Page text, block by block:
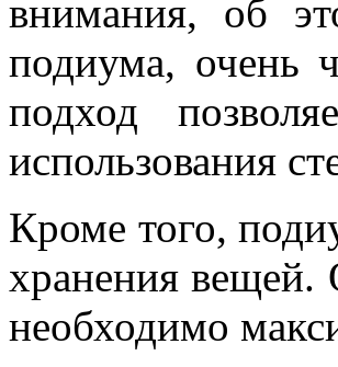
внимания, об
подиума, очень
подход
использования
Кроме того,
хранения вещей.
необходимо